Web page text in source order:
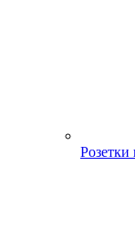
Розетки